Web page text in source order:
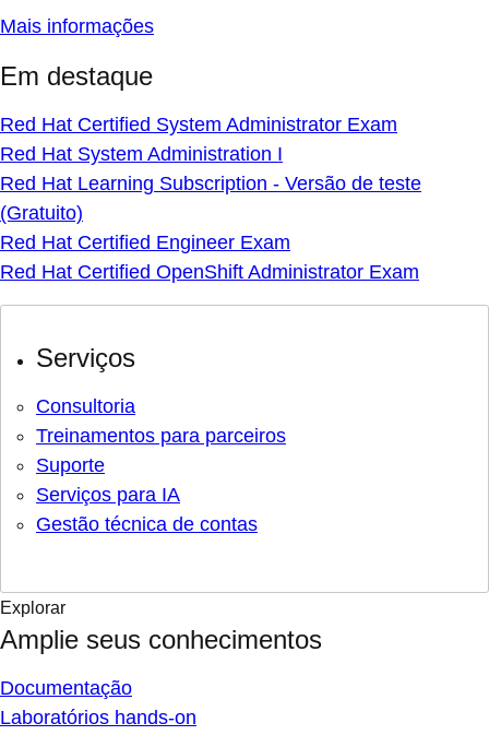
Mais informações
Em destaque
Red Hat Certified System Administrator Exam
Red Hat System Administration I
Red Hat Learning Subscription - Versão de teste
(Gratuito)
Red Hat Certified Engineer Exam
Red Hat Certified OpenShift Administrator Exam
Serviços
Consultoria
Treinamentos para parceiros
Suporte
Serviços para IA
Gestão técnica de contas
Explorar
Amplie seus conhecimentos
Documentação
Laboratórios hands-on